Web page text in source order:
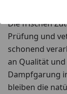
stressigen
Die frischen
Prüfung und
schonend
an Qualität
Dampfgarung
bleiben die